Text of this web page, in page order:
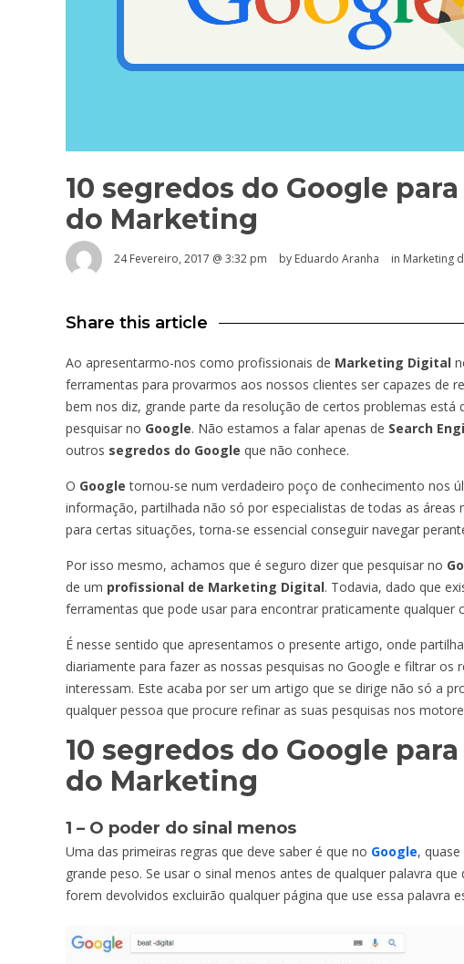
10 segredos do Google
do Marketing
24 Fevereiro, 2017 @ 3:32 pm by Eduardo Aranha in Marketing
Share this article
Ao apresentarmo-nos como profissionais de Marketing Digital
ferramentas para provarmos aos nossos clientes ser capazes de
bem nos diz, grande parte da resolução de certos problemas
pesquisar no Google. Não estamos a falar apenas de Search
outros segredos do Google que não conhece.
O Google tornou-se num verdadeiro poço de conhecimento nos
informação, partilhada não só por especialistas de todas as
para certas situações, torna-se essencial conseguir navegar
Por isso mesmo, achamos que é seguro dizer que pesquisar no
de um profissional de Marketing Digital. Todavia, dado que
ferramentas que pode usar para encontrar praticamente qualquer
É nesse sentido que apresentamos o presente artigo, onde
diariamente para fazer as nossas pesquisas no Google e filtrar
interessam. Este acaba por ser um artigo que se dirige não só a
qualquer pessoa que procure refinar as suas pesquisas nos
10 segredos do Google
do Marketing
1 – O poder do sinal menos
Uma das primeiras regras que deve saber é que no Google,
grande peso. Se usar o sinal menos antes de qualquer palavra
forem devolvidos excluirão qualquer página que use essa palavra